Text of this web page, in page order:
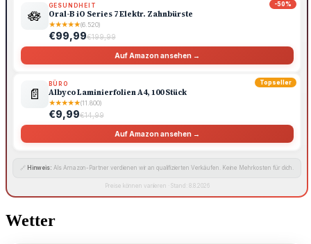
-50%
🪷
GESUNDHEIT
Oral-B iO Series 7 Elektr. Zahnbürste
★★★★★(6.520)
€99,99€199,99
Auf Amazon ansehen →
Topseller
📄
BÜRO
Albyco Laminierfolien A4, 100 Stück
★★★★★(11.800)
€9,99€14,99
Auf Amazon ansehen →
🔗 Hinweis: Als Amazon-Partner verdienen wir an qualifizierten Verkäufen. Keine Mehrkosten für dich.
Preise können variieren · Stand: 8.8.2026
Wetter